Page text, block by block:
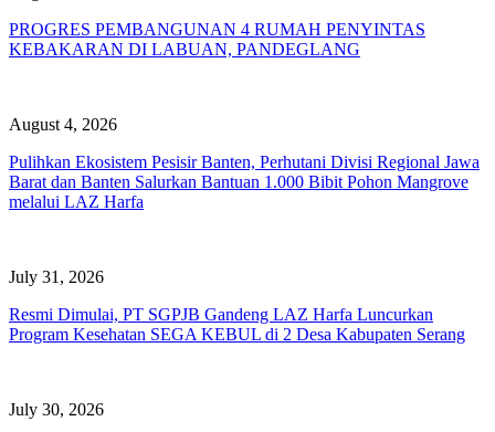
PROGRES PEMBANGUNAN 4 RUMAH PENYINTAS
KEBAKARAN DI LABUAN, PANDEGLANG
August 4, 2026
Pulihkan Ekosistem Pesisir Banten, Perhutani Divisi Regional Jawa
Barat dan Banten Salurkan Bantuan 1.000 Bibit Pohon Mangrove
melalui LAZ Harfa
July 31, 2026
Resmi Dimulai, PT SGPJB Gandeng LAZ Harfa Luncurkan
Program Kesehatan SEGA KEBUL di 2 Desa Kabupaten Serang
July 30, 2026